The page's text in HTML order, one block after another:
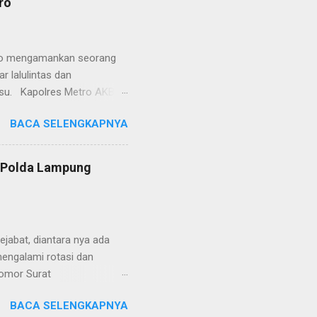
ketika telah
mengamankan seorang
lalulintas dan
Kapolres Metro AKBP
Taqwa, Jalan AH
Polres Metro
tepatnya di TL Taqwa
bongkar muat tepung
BACA SELENGKAPNYA
Lampung
diantara nya ada
rotasi dan
Surat
tersebut ada
BACA SELENGKAPNYA